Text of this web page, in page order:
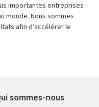
importantes entreprises
monde. Nous sommes
afin d’accélérer le
sommes-nous